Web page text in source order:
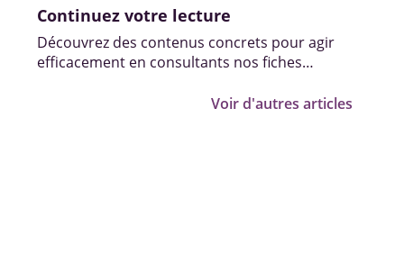
Continuez votre lecture
Découvrez des contenus concrets pour agir
efficacement en consultants nos fiches
Voir d'autres articles